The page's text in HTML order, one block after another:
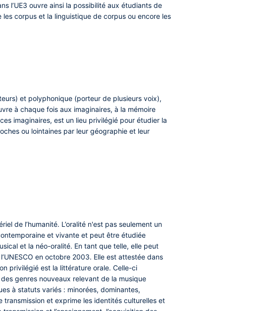
l’UE3 ouvre ainsi la possibilité aux étudiants de
corpus et la linguistique de corpus ou encore les
et polyphonique (porteur de plusieurs voix),
à chaque fois aux imaginaires, à la mémoire
imaginaires, est un lieu privilégié pour étudier la
ou lointaines par leur géographie et leur
de l’humanité. L’oralité n'est pas seulement un
et vivante et peut être étudiée
et la néo-oralité. En tant que telle, elle peut
en octobre 2003. Elle est attestée dans
privilégié est la littérature orale. Celle-ci
genres nouveaux relevant de la musique
à statuts variés : minorées, dominantes,
transmission et exprime les identités culturelles et